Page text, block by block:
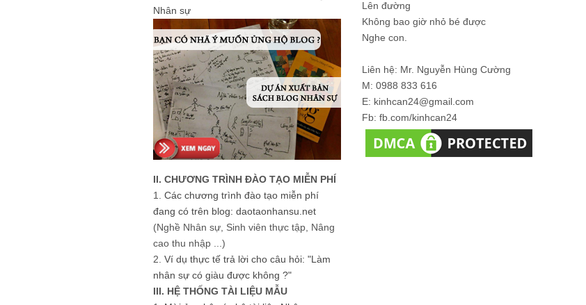
Nhân sự
II. CHƯƠNG TRÌNH ĐÀO TẠO MIỄN PHÍ
1. Các chương trình đào tạo miễn phí
đang có trên blog: daotaonhansu.net
(Nghề Nhân sự, Sinh viên thực tập, Nâng
cao thu nhập ...)
2. Ví dụ thực tế trả lời cho câu hỏi: "Làm
nhân sự có giàu được không ?"
III. HỆ THỐNG TÀI LIỆU MẪU
Lên đường
Không bao giờ nhỏ bé được
Nghe con.
Liên hệ: Mr. Nguyễn Hùng Cường
M: 0988 833 616
E: kinhcan24@gmail.com
Fb: fb.com/kinhcan24